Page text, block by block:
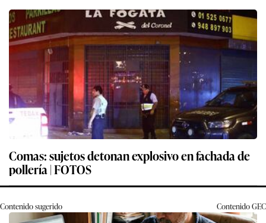
Comas: sujetos detonan explosivo en fachada de
pollería | FOTOS
Contenido sugerido ContenidoGEC